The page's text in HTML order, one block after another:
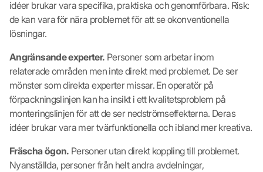
idéer brukar vara specifika, praktiska och genomförbara. Risk:
de kan vara för nära problemet för att se okonventionella
lösningar.
Angränsande experter. Personer som arbetar inom
relaterade områden men inte direkt med problemet. De ser
mönster som direkta experter missar. En operatör på
förpackningslinjen kan ha insikt i ett kvalitetsproblem på
monteringslinjen för att de ser nedströmseffekterna. Deras
idéer brukar vara mer tvärfunktionella och ibland mer kreativa.
Fräscha ögon. Personer utan direkt koppling till problemet.
Nyanställda, personer från helt andra avdelningar,